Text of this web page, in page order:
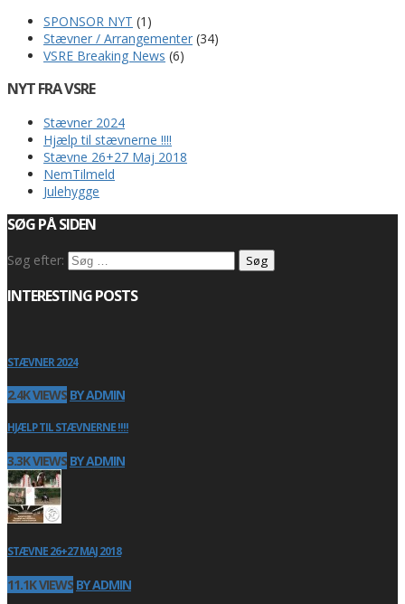
SPONSOR NYT (1)
Stævner / Arrangementer (34)
VSRE Breaking News (6)
NYT FRA VSRE
Stævner 2024
Hjælp til stævnerne !!!!
Stævne 26+27 Maj 2018
NemTilmeld
Julehygge
SØG PÅ SIDEN
Søg efter:
INTERESTING POSTS
STÆVNER 2024
2.4K VIEWS BY ADMIN
HJÆLP TIL STÆVNERNE !!!!
3.3K VIEWS BY ADMIN
STÆVNE 26+27 MAJ 2018
11.1K VIEWS BY ADMIN